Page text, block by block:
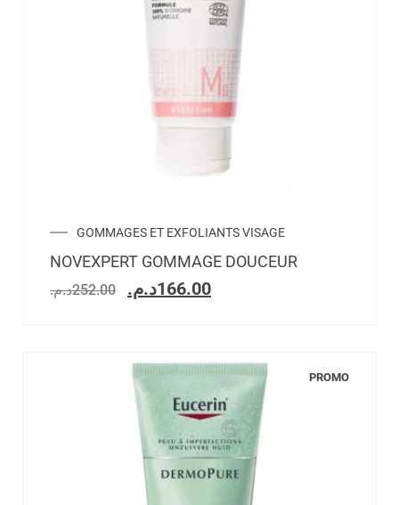
GOMMAGES ET EXFOLIANTS VISAGE
NOVEXPERT GOMMAGE DOUCEUR
252.00د.م. 166.00د.م.
PROMO